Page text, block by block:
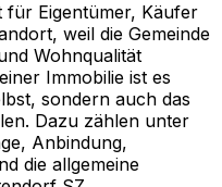
für Eigentümer, Käufer
weil die Gemeinde
Wohnqualität
Immobilie ist es
sondern auch das
Dazu zählen unter
Anbindung,
die allgemeine